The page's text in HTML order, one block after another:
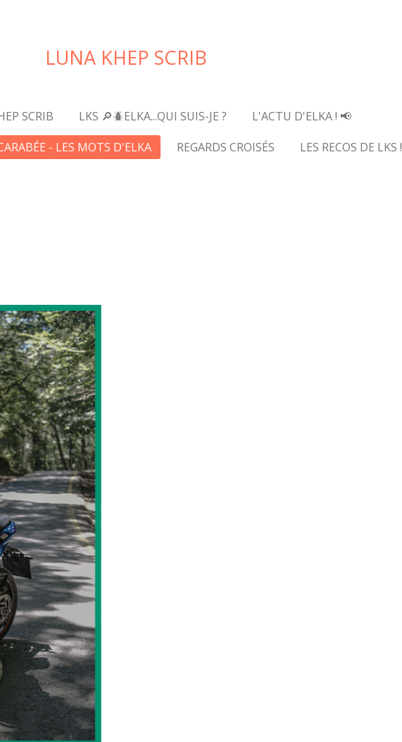
LUNA KHEP SCRIB
SCRIB LKS 🔎🪲ELKA...QUI SUIS-JE ?
L'ACTU D'ELKA ! 📢
- LES MOTS D'ELKA
REGARDS CROISÉS LES RECOS DE LKS !